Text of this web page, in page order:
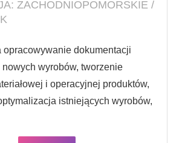
ZACHODNIOPOMORSKIE /
opracowywanie dokumentacji
nowych wyrobów, tworzenie
i operacyjnej produktów,
istniejących wyrobów,